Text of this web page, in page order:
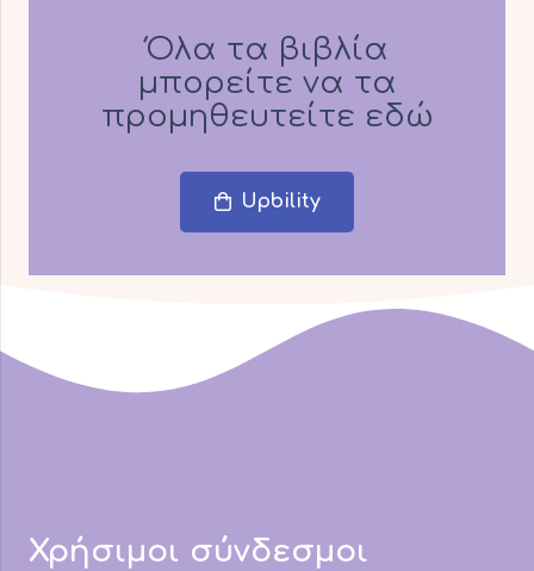
Όλα τα βιβλία
μπορείτε να τα
προμηθευτείτε εδώ
Upbility
Χρήσιμοι σύνδεσμοι